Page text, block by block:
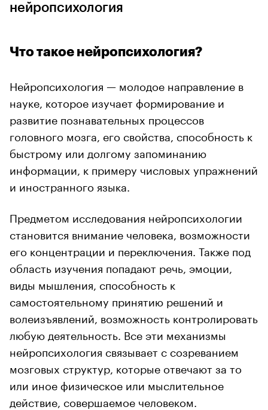
нейропсихология
Что такое нейропсихология?
Нейропсихология — молодое направление в
науке, которое изучает формирование и
развитие познавательных процессов
головного мозга, его свойства, способность к
быстрому или долгому запоминанию
информации, к примеру числовых упражнений
и иностранного языка.
Предметом исследования нейропсихологии
становится внимание человека, возможности
его концентрации и переключения. Также под
область изучения попадают речь, эмоции,
виды мышления, способность к
самостоятельному принятию решений и
волеизъявлений, возможность контролировать
любую деятельность. Все эти механизмы
нейропсихология связывает с созреванием
мозговых структур, которые отвечают за то
или иное физическое или мыслительное
действие, совершаемое человеком.